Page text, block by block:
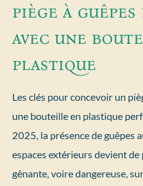
piège à
avec une
plastique
Les clés pour concevoir un
une bouteille en plastique
2025, la présence de guêpes
espaces extérieurs devient de
gênante, voire dangereuse,